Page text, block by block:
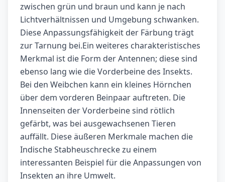
zwischen grün und braun und kann je nach
Lichtverhältnissen und Umgebung schwanken.
Diese Anpassungsfähigkeit der Färbung trägt
zur Tarnung bei.Ein weiteres charakteristisches
Merkmal ist die Form der Antennen; diese sind
ebenso lang wie die Vorderbeine des Insekts.
Bei den Weibchen kann ein kleines Hörnchen
über dem vorderen Beinpaar auftreten. Die
Innenseiten der Vorderbeine sind rötlich
gefärbt, was bei ausgewachsenen Tieren
auffällt. Diese äußeren Merkmale machen die
Indische Stabheuschrecke zu einem
interessanten Beispiel für die Anpassungen von
Insekten an ihre Umwelt.